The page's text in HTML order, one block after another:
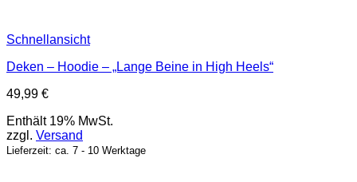
Schnellansicht
Deken – Hoodie – „Lange Beine in High Heels“
49,99 €
Enthält 19% MwSt.
zzgl. Versand
Lieferzeit: ca. 7 - 10 Werktage